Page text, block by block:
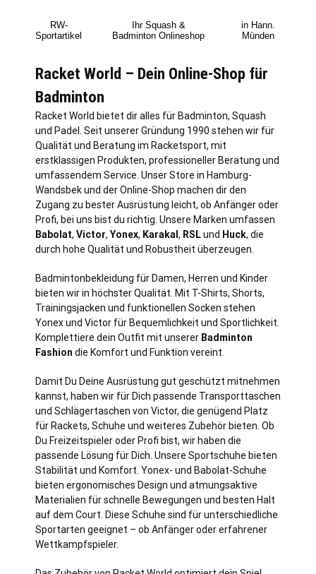
RW-
Sportartikel
Ihr Squash &
Badminton Onlineshop
in Hann.
Münden
Racket World – Dein Online-Shop für
Badminton
Racket World bietet dir alles für Badminton, Squash
und Padel. Seit unserer Gründung 1990 stehen wir für
Qualität und Beratung im Racketsport, mit
erstklassigen Produkten, professioneller Beratung und
umfassendem Service. Unser Store in Hamburg-
Wandsbek und der Online-Shop machen dir den
Zugang zu bester Ausrüstung leicht, ob Anfänger oder
Profi, bei uns bist du richtig. Unsere Marken umfassen
Babolat, Victor, Yonex, Karakal , RSLund Huck, die
durch hohe Qualität und Robustheit überzeugen.
Badmintonbekleidung für Damen, Herren und Kinder
bieten wir in höchster Qualität. Mit T-Shirts, Shorts,
Trainingsjacken und funktionellen Socken stehen
Yonex und Victor für Bequemlichkeit und Sportlichkeit.
Komplettiere dein Outfit mit unserer Badminton
Fashion die Komfort und Funktion vereint.
Damit Du Deine Ausrüstung gut geschützt mitnehmen
kannst, haben wir für Dich passende Transporttaschen
und Schlägertaschen von Victor, die genügend Platz
für Rackets, Schuhe und weiteres Zubehör bieten. Ob
Du Freizeitspieler oder Profi bist, wir haben die
passende Lösung für Dich. Unsere Sportschuhe bieten
Stabilität und Komfort. Yonex- und Babolat-Schuhe
bieten ergonomisches Design und atmungsaktive
Materialien für schnelle Bewegungen und besten Halt
auf dem Court. Diese Schuhe sind für unterschiedliche
Sportarten geeignet – ob Anfänger oder erfahrener
Wettkampfspieler.